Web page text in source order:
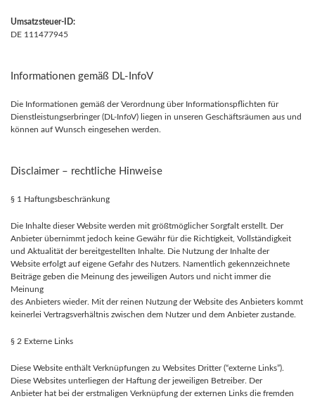
Umsatzsteuer-ID:
DE 111477945
Informationen gemäß DL-InfoV
Die Informationen gemäß der Verordnung über Informationspflichten für
Dienstleistungserbringer (DL-InfoV) liegen in unseren Geschäftsräumen aus und
können auf Wunsch eingesehen werden.
Disclaimer – rechtliche Hinweise
§ 1 Haftungsbeschränkung
Die Inhalte dieser Website werden mit größtmöglicher Sorgfalt erstellt. Der
Anbieter übernimmt jedoch keine Gewähr für die Richtigkeit, Vollständigkeit
und Aktualität der bereitgestellten Inhalte. Die Nutzung der Inhalte der
Website erfolgt auf eigene Gefahr des Nutzers. Namentlich gekennzeichnete
Beiträge geben die Meinung des jeweiligen Autors und nicht immer die
Meinung
des Anbieters wieder. Mit der reinen Nutzung der Website des Anbieters kommt
keinerlei Vertragsverhältnis zwischen dem Nutzer und dem Anbieter zustande.
§ 2 Externe Links
Diese Website enthält Verknüpfungen zu Websites Dritter (“externe Links”).
Diese Websites unterliegen der Haftung der jeweiligen Betreiber. Der
Anbieter hat bei der erstmaligen Verknüpfung der externen Links die fremden